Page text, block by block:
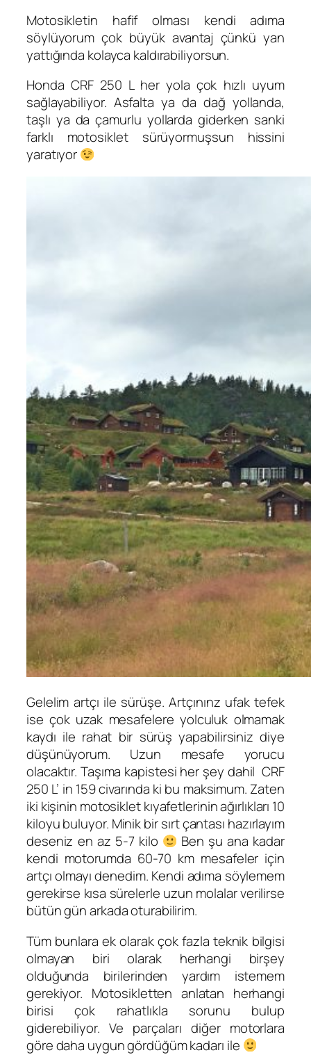
Motosikletin hafif olması kendi adıma
söylüyorum çok büyük avantaj çünkü yan
yattığında kolayca kaldırabiliyorsun.
Honda CRF 250 L her yola çok hızlı uyum
sağlayabiliyor. Asfalta ya da dağ yollanda,
taşlı ya da çamurlu yollarda giderken sanki
farklı motosiklet sürüyormuşsun hissini
yaratıyor
Gelelim artçı ile sürüşe. Artçınınz ufak tefek
ise çok uzak mesafelere yolculuk olmamak
kaydı ile rahat bir sürüş yapabilirsiniz diye
düşünüyorum. Uzun mesafe yorucu
olacaktır. Taşıma kapistesi her şey dahil CRF
250 L’ in 159 civarında ki bu maksimum. Zaten
iki kişinin motosiklet kıyafetlerinin ağırlıkları 10
kiloyu buluyor. Minik bir sırt çantası hazırlayım
deseniz en az 5-7 kilo
Ben şu ana kadar
kendi motorumda 60-70 km mesafeler için
artçı olmayı denedim. Kendi adıma söylemem
gerekirse kısa sürelerle uzun molalar verilirse
bütün gün arkada oturabilirim.
Tüm bunlara ek olarak çok fazla teknik bilgisi
olmayan biri olarak herhangi birşey
olduğunda birilerinden yardım istemem
gerekiyor. Motosikletten anlatan herhangi
birisi çok rahatlıkla sorunu bulup
giderebiliyor. Ve parçaları diğer motorlara
göre daha uygun gördüğüm kadarı ile